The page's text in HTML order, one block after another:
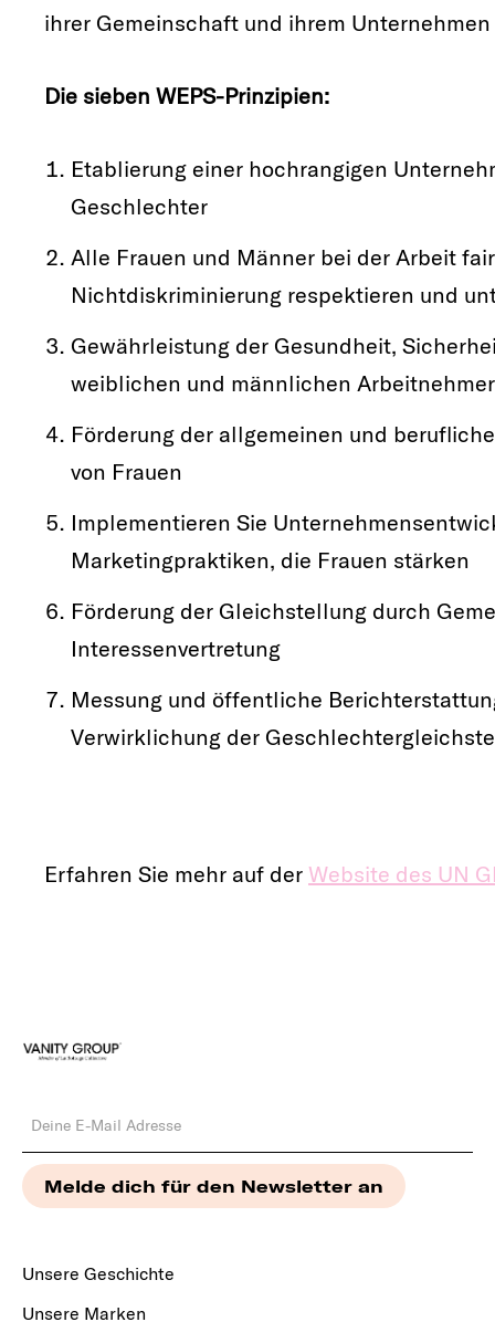
ihrer Gemeinschaft und ihrem
Die sieben WEPS-Prinzipien:
Etablierung einer hochrangigen
Geschlechter
Alle Frauen und Männer bei der Arbeit
Nichtdiskriminierung respektieren und
Gewährleistung der Gesundheit,
weiblichen und männlichen Arbeitnehmer
Förderung der allgemeinen und
von Frauen
Implementieren Sie
Marketingpraktiken, die Frauen stärken
Förderung der Gleichstellung durch
Interessenvertretung
Messung und öffentliche
Verwirklichung der
Erfahren Sie mehr auf der Website des UN
Unsere Geschichte
Unsere Marken